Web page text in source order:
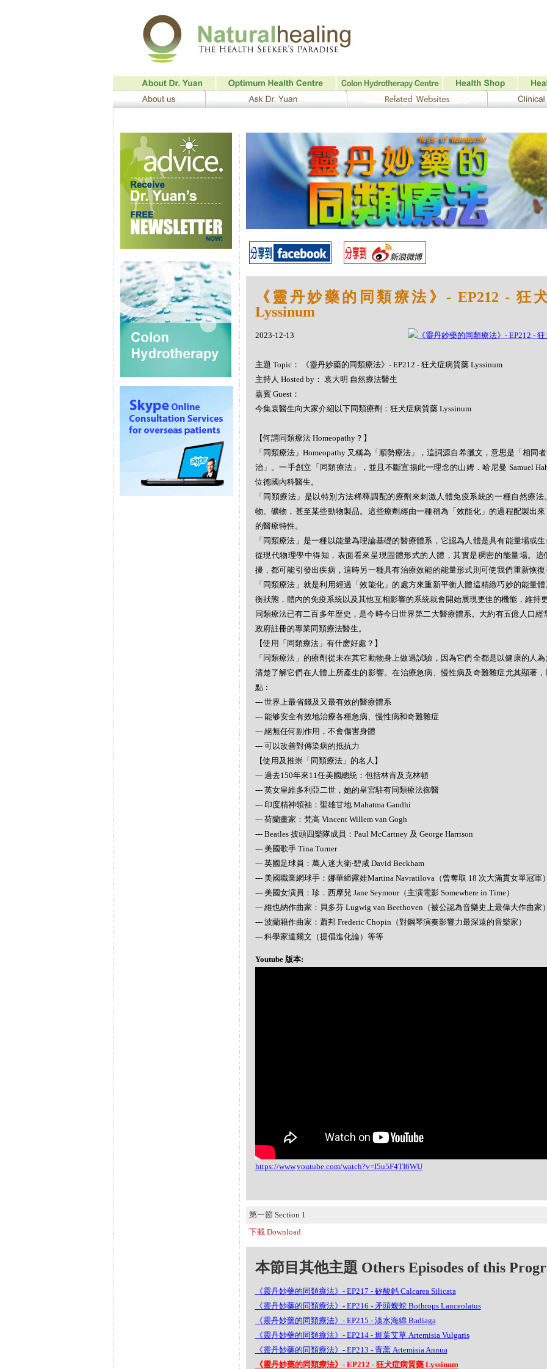
《靈丹妙藥的同類療法》- EP212 - 狂
Lyssinum
2023-12-13
主題 Topic： 《靈丹妙藥的同類療法》- EP212 - 狂犬症病質藥 Lyssinum
主持人 Hosted by： 袁大明 自然療法醫生
嘉賓 Guest：
今集袁醫生向大家介紹以下同類療劑：狂犬症病質藥 Lyssinum
【何謂同類療法 Homeopathy？】
「同類療法」Homeopathy 又稱為「順勢療法」，這詞源自希臘文，意思是「相同
治」。一手創立「同類療法」，並且不斷宣揚此一理念的山姆．哈尼曼 Samuel
位德國內科醫生。
「同類療法」是以特別方法稀釋調配的療劑來刺激人體免疫系統的一種自然療
物、礦物，甚至某些動物製品。這些療劑經由一種稱為「效能化」的過程配製出
的醫療特性。
「同類療法」是一種以能量為理論基礎的醫療體系，它認為人體是具有能量場或
從現代物理學中得知，表面看來呈現固體形式的人體，其實是稠密的能量場。這
擾，都可能引發出疾病，這時另一種具有治療效能的能量形式則可使我們重新恢
「同類療法」就是利用經過「效能化」的處方來重新平衡人體這精緻巧妙的能量
衡狀態，體內的免疫系統以及其他互相影響的系統就會開始展現更佳的機能，維持
同類療法已有二百多年歴史，是今時今日世界第二大醫療體系。大約有五億人口經
政府註冊的專業同類療法醫生。
【使用「同類療法」有什麽好處？】
「同類療法」的療劑從未在其它動物身上做過試驗，因為它們全都是以健康的人
清楚了解它們在人體上所產生的影響。在治療急病、慢性病及奇難雜症尤其顯著
點︰
--- 世界上最省錢及又最有效的醫療體系
--- 能够安全有效地治療各種急病、慢性病和奇難雜症
--- 絕無任何副作用，不會傷害身體
--- 可以改善對傳染病的抵抗力
【使用及推崇「同類療法」的名人】
--- 過去150年來11任美國總統：包括林肯及克林頓
--- 英女皇維多利亞二世，她的皇宮駐有同類療法御醫
--- 印度精神領袖：聖雄甘地 Mahatma Gandhi
--- 荷蘭畫家：梵高 Vincent Willem van Gogh
--- Beatles 披頭四樂隊成員：Paul McCartney 及 George Harrison
--- 美國歌手 Tina Turner
--- 英國足球員：萬人迷大衛‧碧咸 David Beckham
--- 美國職業網球手：娜華締露娃Martina Navratilova（曾奪取 18 次大滿貫女單冠軍
--- 美國女演員：珍．西摩兒 Jane Seymour（主演電影 Somewhere in Time）
--- 維也納作曲家：貝多芬 Lugwig van Beethoven（被公認為音樂史上最偉大作曲家
--- 波蘭籍作曲家：蕭邦 Frederic Chopin（對鋼琴演奏影響力最深遠的音樂家）
--- 科學家達爾文（提倡進化論）等等
Youtube 版本:
https://www.youtube.com/watch?v=I5u5F4TI6WU
第一節 Section 1
下載 Download
本節目其他主題 Others Episodes of this
《靈丹妙藥的同類療法》- EP217 - 矽酸鈣 Calcarea Silicata
《靈丹妙藥的同類療法》- EP216 - 矛頭蝮蛇 Bothrops Lanceolatus
《靈丹妙藥的同類療法》- EP215 - 淡水海綿 Badiaga
《靈丹妙藥的同類療法》- EP214 - 斑葉艾草 Artemisia Vulgaris
《靈丹妙藥的同類療法》- EP213 - 青蒿 Artemisia Annua
《靈丹妙藥的同類療法》- EP212 - 狂犬症病質藥 Lyssinum